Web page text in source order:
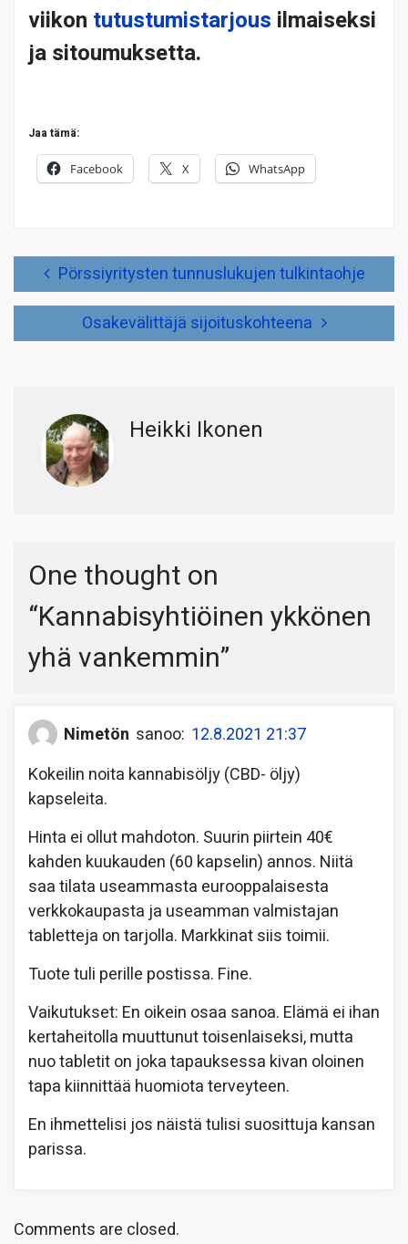
viikon tutustumistarjous ilmaiseksi
ja sitoumuksetta.
Jaa tämä:
Facebook X WhatsApp
ArtikkelienPörssiyritysten tunnuslukujen tulkintaohje
Osakevälittäjä sijoituskohteena
Heikki Ikonen
One thought on
“Kannabisyhtiöinen ykkönen
yhä vankemmin”
Nimetön sanoo: 12.8.2021 21:37
Kokeilin noita kannabisöljy (CBD- öljy)
kapseleita.
Hinta ei ollut mahdoton. Suurin piirtein 40€
kahden kuukauden (60 kapselin) annos. Niitä
saa tilata useammasta eurooppalaisesta
verkkokaupasta ja useamman valmistajan
tabletteja on tarjolla. Markkinat siis toimii.
Tuote tuli perille postissa. Fine.
Vaikutukset: En oikein osaa sanoa. Elämä ei ihan
kertaheitolla muuttunut toisenlaiseksi, mutta
nuo tabletit on joka tapauksessa kivan oloinen
tapa kiinnittää huomiota terveyteen.
En ihmettelisi jos näistä tulisi suosittuja kansan
parissa.
Comments are closed.